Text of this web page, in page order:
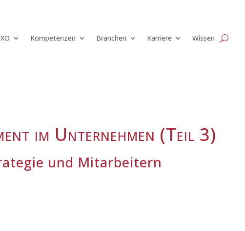
Kompetenzen Branchen Karriere Wissen
im Unternehmen (Teil 3)
und Mitarbeitern